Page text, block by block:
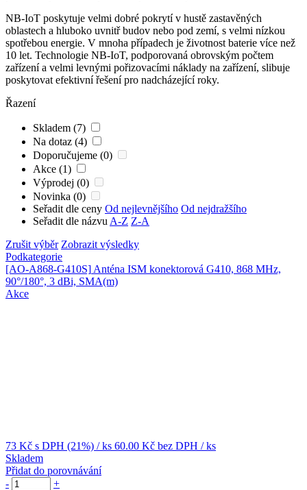
NB-IoT poskytuje velmi dobré pokrytí v hustě zastavěných
oblastech a hluboko uvnitř budov nebo pod zemí, s velmi nízkou
spotřebou energie. V mnoha případech je životnost baterie více než
10 let. Technologie NB-IoT, podporovaná obrovským počtem
zařízení a velmi levnými pořizovacími náklady na zařízení, slibuje
poskytovat efektivní řešení pro nadcházející roky.
Řazení
Skladem (7)
Na dotaz (4)
Doporučujeme (0)
Akce (1)
Výprodej (0)
Novinka (0)
Seřadit dle ceny Od nejlevnějšího Od nejdražšího
Seřadit dle názvu A-Z Z-A
Zrušit výběr Zobrazit výsledky
Podkategorie
[AO-A868-G410S] Anténa ISM konektorová G410, 868 MHz,
90°/180°, 3 dBi, SMA(m)
Akce
73 Kč s DPH (21%) / ks 60.00 Kč bez DPH / ks
Skladem
Přidat do porovnávání
-
+